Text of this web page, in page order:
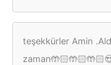
teşekkürler Amin